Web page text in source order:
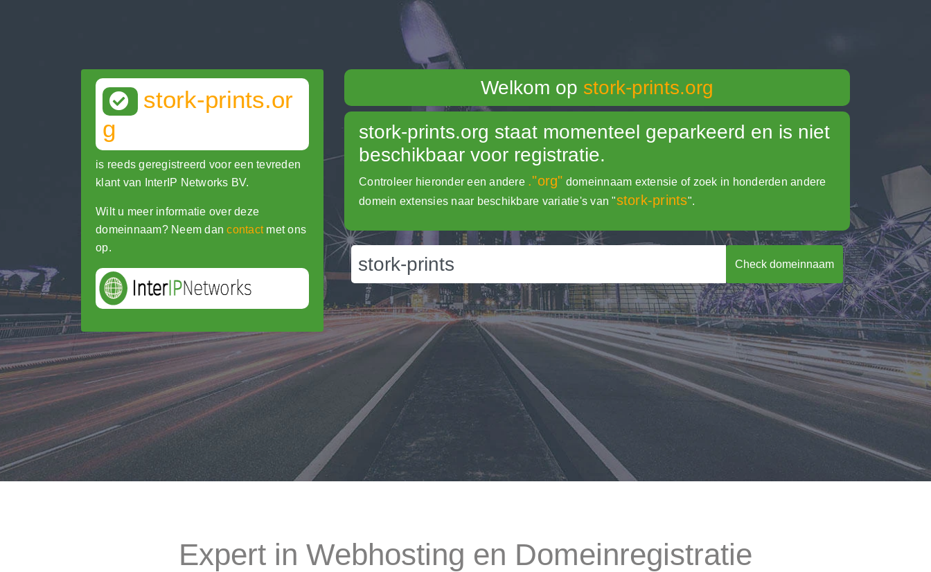
stork-prints.or
g
is reeds geregistreerd voor een tevreden
klant van InterIP Networks BV.
Wilt u meer informatie over deze
domeinnaam? Neem dancontactmet ons
op.
Welkom op stork-prints.org
stork-prints.org staat momenteel geparkeerd en is niet
beschikbaar voor registratie.
Controleer hieronder een andere ."org" domeinnaam extensie of zoek in honderden andere
domein extensies naar beschikbare variatie's van "stork-prints".
Check domeinnaam
Expert in Webhosting en Domeinregistratie